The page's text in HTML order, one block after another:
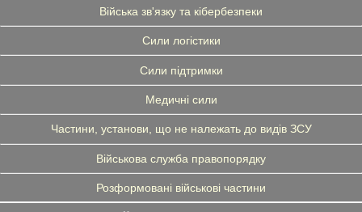
Війська зв'язку та кібербезпеки
Сили логістики
Сили підтримки
Медичні сили
Частини, установи, що не належать до видів ЗСУ
Військова служба правопорядку
Розформовані військові частини